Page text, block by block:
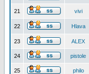
21 vivi
22 Hlava
23 ALEX
24 pistole
25 philo